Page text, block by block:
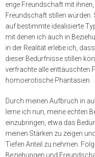
enge Freundschaft mit
Freundschaft stillen
auf bestimmte idealisierte
mit denen ich auch in
in der Realität erlebe ich,
dieser Bedürfnisse stillen
verfrachte alle enttäuschten
homoerotische Phantasien.
Durch meinen Aufbruch in
lerne ich nun, meine echten
einzubringen, etwa das
meinen Stärken zu zeigen
Tiefen Anteil zu nehmen.
Beziehungen und